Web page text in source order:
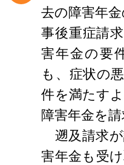
去の障害年
事後重症請
害年金の要
も、症状の
件を満たす
障害年金を
遡及請求
害年金も受